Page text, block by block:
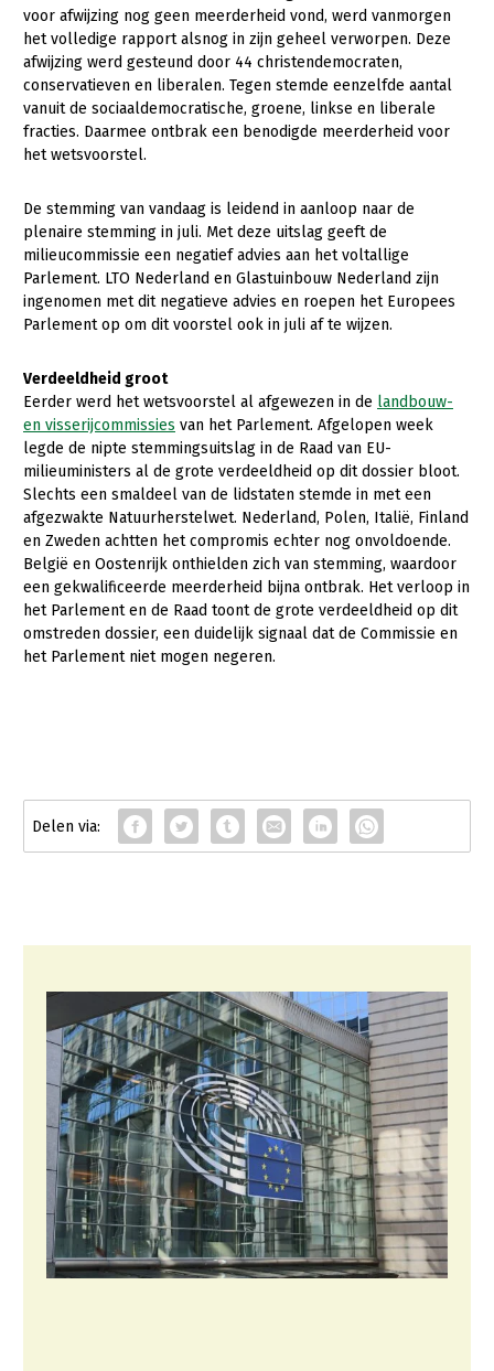
Kalverhouderij
Konijnenhouderij
Melkveehouderij
Paardenhouderij
Schapenhouderij
Varkenshouderij
Vleesveehouderij
Biologische Landbouw
Bollenteelt
Bomen, vaste planten en zomerbloemen
Paddenstoelen
Vollegrondsgroente
Multifunctioneel
Vrouw en Bedrijf
Onderwerpen
Nieuws
Nieuwsabonnement
Webinars
Over LTO
LTO Nederland
Mensen
Bestuur en Directie
Medewerkers
Vakgroepbestuurders
Jaarverslag 2023
Vacatures
Pers
Contact
voor afwijzing nog geen meerderheid vond, werd vanmorgen
het volledige rapport alsnog in zijn geheel verworpen. Deze
afwijzing werd gesteund door 44 christendemocraten,
conservatieven en liberalen. Tegen stemde eenzelfde aantal
vanuit de sociaaldemocratische, groene, linkse en liberale
fracties. Daarmee ontbrak een benodigde meerderheid voor
het wetsvoorstel.
De stemming van vandaag is leidend in aanloop naar de
plenaire stemming in juli. Met deze uitslag geeft de
milieucommissie een negatief advies aan het voltallige
Parlement. LTO Nederland en Glastuinbouw Nederland zijn
ingenomen met dit negatieve advies en roepen het Europees
Parlement op om dit voorstel ook in juli af te wijzen.
Verdeeldheid groot
Eerder werd het wetsvoorstel al afgewezen in de landbouw-
en visserijcommissies van het Parlement. Afgelopen week
legde de nipte stemmingsuitslag in de Raad van EU-
milieuministers al de grote verdeeldheid op dit dossier bloot.
Slechts een smaldeel van de lidstaten stemde in met een
afgezwakte Natuurherstelwet. Nederland, Polen, Italië, Finland
en Zweden achtten het compromis echter nog onvoldoende.
België en Oostenrijk onthielden zich van stemming, waardoor
een gekwalificeerde meerderheid bijna ontbrak. Het verloop in
het Parlement en de Raad toont de grote verdeeldheid op dit
omstreden dossier, een duidelijk signaal dat de Commissie en
het Parlement niet mogen negeren.